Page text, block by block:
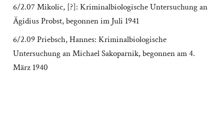
6/2.07 Mikolic, [?]: Kriminalbiologische Untersuchung an
Ägidius Probst, begonnen im Juli 1941
6/2.09 Priebsch, Hannes: Kriminalbiologische
Untersuchung an Michael Sakoparnik, begonnen am 4.
März 1940